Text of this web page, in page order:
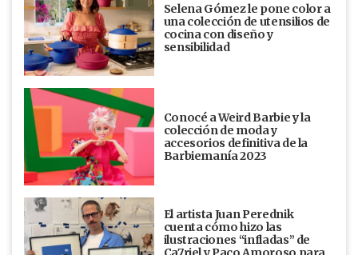
Selena Gómez le pone color a
una colección de utensilios de
cocina con diseño y
sensibilidad
Conocé a Weird Barbie y la
colección de moda y
accesorios definitiva de la
Barbiemanía 2023
El artista Juan Perednik
cuenta cómo hizo las
ilustraciones “infladas” de